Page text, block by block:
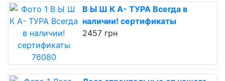
В Ы Ш К А- ТУРА Всегда в
наличии! сертификаты
2457 грн